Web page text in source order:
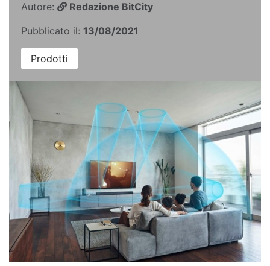
Autore:
Redazione BitCity
Pubblicato il: 13/08/2021
Prodotti